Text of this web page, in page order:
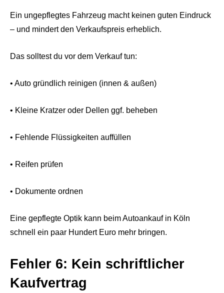
Ein ungepflegtes Fahrzeug macht keinen guten Eindruck
– und mindert den Verkaufspreis erheblich.
Das solltest du vor dem Verkauf tun:
• Auto gründlich reinigen (innen & außen)
• Kleine Kratzer oder Dellen ggf. beheben
• Fehlende Flüssigkeiten auffüllen
• Reifen prüfen
• Dokumente ordnen
Eine gepflegte Optik kann beim Autoankauf in Köln
schnell ein paar Hundert Euro mehr bringen.
Fehler 6: Kein schriftlicher
Kaufvertrag